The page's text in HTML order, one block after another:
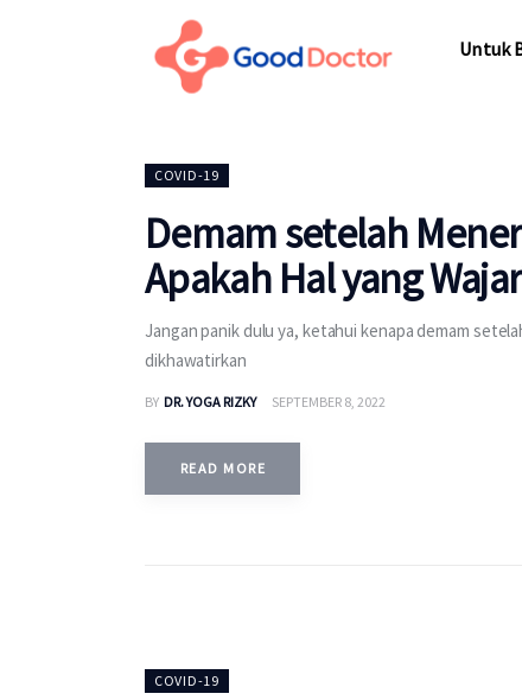
Untuk
COVID-19
Demam setelah
Apakah Hal yang
Jangan panik dulu ya, ketahui kenapa demam
dikhawatirkan
BY DR. YOGA RIZKY SEPTEMBER 8, 2022
READ MORE
COVID-19